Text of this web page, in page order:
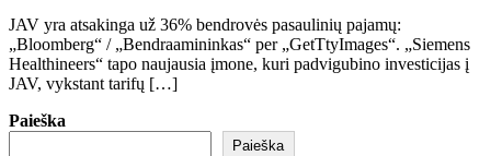
JAV yra atsakinga už 36% bendrovės pasaulinių pajamų:
„Bloomberg“ / „Bendraamininkas“ per „GetTtyImages“. „Siemens
Healthineers“ tapo naujausia įmone, kuri padvigubino investicijas į
JAV, vykstant tarifų […]
Paieška
Paieška